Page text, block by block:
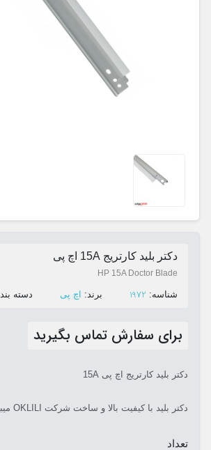
دکتر بلید کارتریج 15A اچ پی
HP 15A Doctor Blade
ﺷﻨﺎﺳﻪ: 1972 ﺑﺮﻧﺪ: اچ پی ﺩﺳﺘﻪ
برای سفارش تماس بگیرید
دکتر بلید کارتریج اچ پی 15A
دکتر بلید با کیفیت بالا و ساخت شرکت OKLILI میباشد
تعداد